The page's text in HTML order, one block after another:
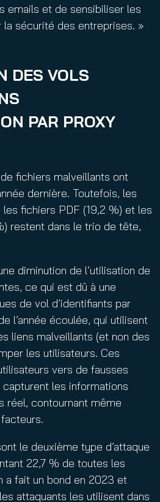
emails et de sensibiliser les
la sécurité des entreprises. »
DES VOLS
PAR PROXY
fichiers malveillants ont
dernière. Toutefois, les
fichiers PDF (19,2 %) et les
restent dans le trio de tête,
diminution de l’utilisation de
ce qui est dû à une
de vol d’identifiants par
l’année écoulée, qui utilisent
liens malveillants (et non des
les utilisateurs. Ces
vers de fausses
les informations
réel, contournant même
le deuxième type d’attaque
22,7 % de toutes les
a fait un bond en 2023 et
attaquants les utilisent dans